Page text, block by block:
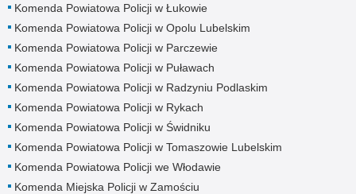
Komenda Powiatowa Policji w Łukowie
Komenda Powiatowa Policji w Opolu Lubelskim
Komenda Powiatowa Policji w Parczewie
Komenda Powiatowa Policji w Puławach
Komenda Powiatowa Policji w Radzyniu Podlaskim
Komenda Powiatowa Policji w Rykach
Komenda Powiatowa Policji w Świdniku
Komenda Powiatowa Policji w Tomaszowie Lubelskim
Komenda Powiatowa Policji we Włodawie
Komenda Miejska Policji w Zamościu